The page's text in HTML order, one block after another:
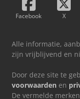
Facebook X
Alle informatie,
zijn vrijblijvend en
Door deze site te
voorwaarden en
De vermelde